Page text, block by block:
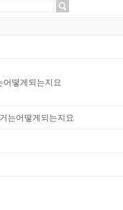
어떻게되는지요
는어떻게되는지요